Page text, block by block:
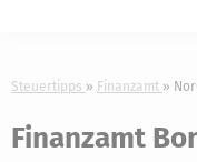
Steuertipps Finanzamt
Finanzamt